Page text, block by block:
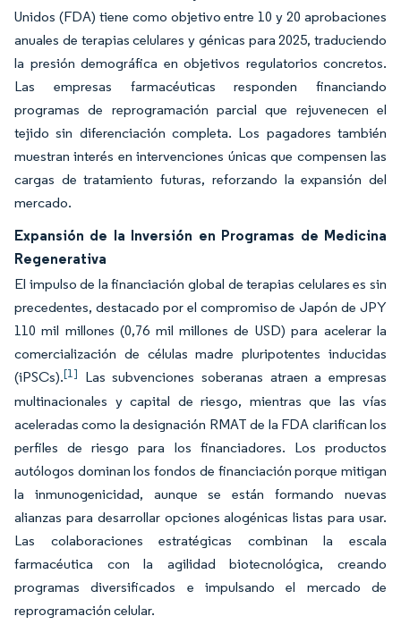
Unidos (FDA) tiene como objetivo entre 10 y 20 aprobaciones
anuales de terapias celulares y génicas para 2025, traduciendo
la presión demográfica en objetivos regulatorios concretos.
Las empresas farmacéuticas responden financiando
programas de reprogramación parcial que rejuvenecen el
tejido sin diferenciación completa. Los pagadores también
muestran interés en intervenciones únicas que compensen las
cargas de tratamiento futuras, reforzando la expansión del
mercado.
Expansión de la Inversión en Programas de Medicina
Regenerativa
El impulso de la financiación global de terapias celulares es sin
precedentes, destacado por el compromiso de Japón de JPY
110 mil millones (0,76 mil millones de USD) para acelerar la
comercialización de células madre pluripotentes inducidas
(iPSCs).[1] Las subvenciones soberanas atraen a empresas
multinacionales y capital de riesgo, mientras que las vías
aceleradas como la designación RMAT de la FDA clarifican los
perfiles de riesgo para los financiadores. Los productos
autólogos dominan los fondos de financiación porque mitigan
la inmunogenicidad, aunque se están formando nuevas
alianzas para desarrollar opciones alogénicas listas para usar.
Las colaboraciones estratégicas combinan la escala
farmacéutica con la agilidad biotecnológica, creando
programas diversificados e impulsando el mercado de
reprogramación celular.